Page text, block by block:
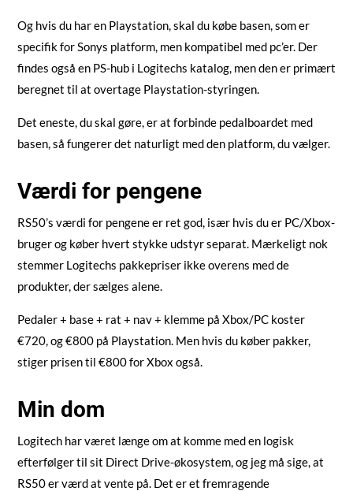
Og hvis du har en Playstation, skal du købe basen, som er
specifik for Sonys platform, men kompatibel med pc’er. Der
findes også en PS-hub i Logitechs katalog, men den er primært
beregnet til at overtage Playstation-styringen.
Det eneste, du skal gøre, er at forbinde pedalboardet med
basen, så fungerer det naturligt med den platform, du vælger.
Værdi for pengene
RS50’s værdi for pengene er ret god, især hvis du er PC/Xbox-
bruger og køber hvert stykke udstyr separat. Mærkeligt nok
stemmer Logitechs pakkepriser ikke overens med de
produkter, der sælges alene.
Pedaler + base + rat + nav + klemme på Xbox/PC koster
€720, og €800 på Playstation. Men hvis du køber pakker,
stiger prisen til €800 for Xbox også.
Min dom
Logitech har været længe om at komme med en logisk
efterfølger til sit Direct Drive-økosystem, og jeg må sige, at
RS50 er værd at vente på. Det er et fremragende